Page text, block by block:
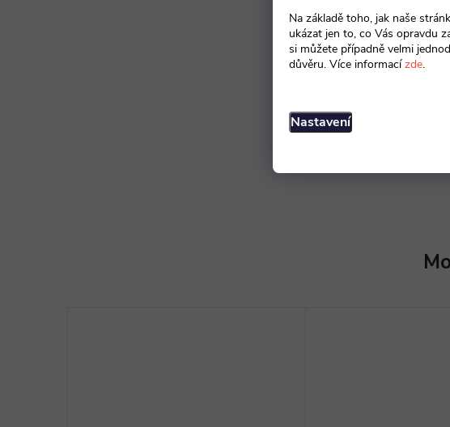
Na základě toho, jak naše
ukázat jen to, co Vás opravdu
si můžete případně velmi
důvěru. Více informacízde.
Nastavení